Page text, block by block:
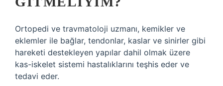
Ortopedi ve travmatoloji uzmanı, kemikler ve
eklemler ile bağlar, tendonlar, kaslar ve sinirler gibi
hareketi destekleyen yapılar dahil olmak üzere
kas-iskelet sistemi hastalıklarını teşhis eder ve
tedavi eder.